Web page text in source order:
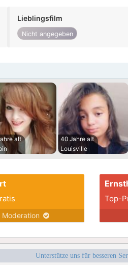
Lieblingsfilm
Nicht angegeben
alt
40 Jahre alt
Louisville
Moderation
Top-
Unterstütze uns für besseren